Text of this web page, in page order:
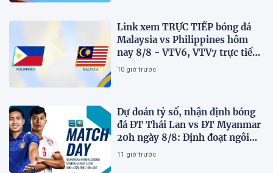
Link xem TRỰC TIẾP bóng đá
Malaysia vs Philippines hôm
nay 8/8 - VTV6, VTV7 trực tiếp
AFF Cup 2026
10 giờ trước
Dự đoán tỷ số, nhận định bóng
đá ĐT Thái Lan vs ĐT Myanmar
20h ngày 8/8: Định đoạt ngôi
đầu bảng
11 giờ trước